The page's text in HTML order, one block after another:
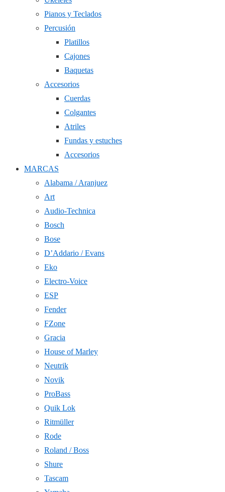
Pianos y Teclados
Percusión
Platillos
Cajones
Baquetas
Accesorios
Cuerdas
Colgantes
Atriles
Fundas y estuches
Accesorios
MARCAS
Alabama / Aranjuez
Art
Audio-Technica
Bosch
Bose
D’Addario / Evans
Eko
Electro-Voice
ESP
Fender
FZone
Gracia
House of Marley
Neutrik
Novik
ProBass
Quik Lok
Ritmüller
Rode
Roland / Boss
Shure
Tascam